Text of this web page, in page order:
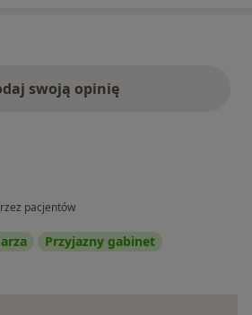
swoją opinię
pacjentów
Przyjazny gabinet